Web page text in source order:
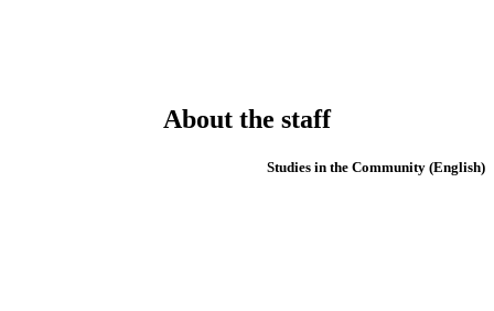
About the staff
(English) Studies in the Community